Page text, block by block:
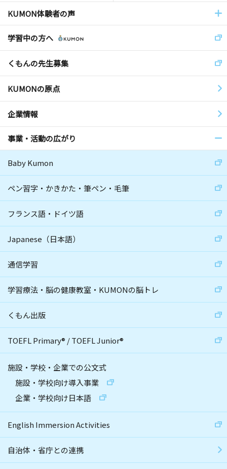
KUMON体験者の声
学習中の方へ
くもんの先生募集
KUMONの原点
企業情報
事業・活動の広がり
Baby Kumon
ペン習字・かきかた・筆ペン・毛筆
フランス語・ドイツ語
Japanese（日本語）
通信学習
学習療法・脳の健康教室・KUMONの脳トレ
くもん出版
TOEFL Primary® /TOEFL Junior®
施設・学校・企業での公文式
施設・学校向け導入事業
企業・学校向け日本語
English Immersion Activities
自治体・省庁との連携